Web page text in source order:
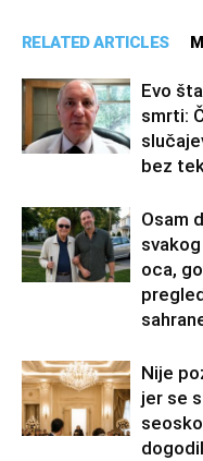
RELATED ARTICLES
Evo
smrti:
bez
Osam
oca,
Nije
jer se